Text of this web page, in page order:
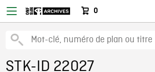
0
STK-ID 22027